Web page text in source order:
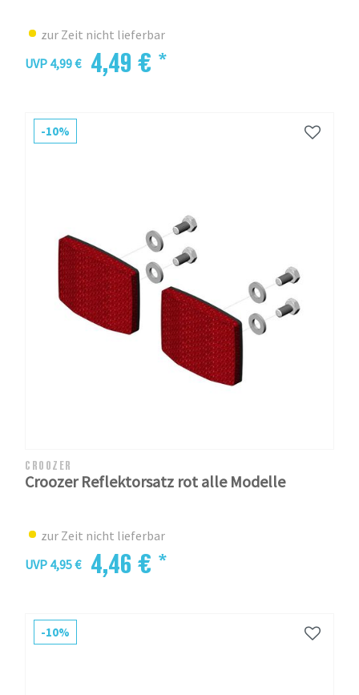
zur Zeit nicht lieferbar
UVP 4,99 €
4,49 € *
-10%
CROOZER
Croozer Reflektorsatz rot alle Modelle
zur Zeit nicht lieferbar
UVP 4,95 €
4,46 € *
-10%